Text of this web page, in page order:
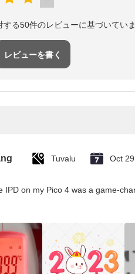
する50件のレビューに基づいてい
レビューを書く
Tuvalu Oct
IPD on my Pico 4 was a game-